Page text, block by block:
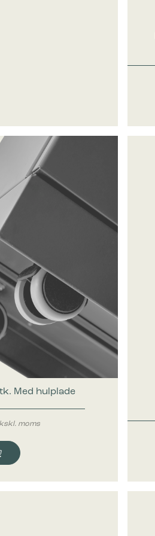
Med hulplade
moms